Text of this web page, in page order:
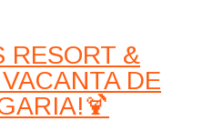
RESORT &
DE